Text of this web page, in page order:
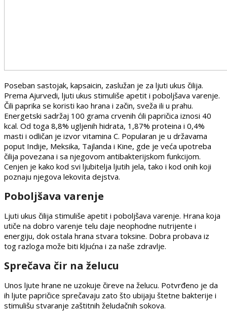
Poseban sastojak, kapsaicin, zaslužan je za ljuti ukus čilija.
Prema Ajurvedi, ljuti ukus stimuliše apetit i poboljšava varenje.
Čili paprika se koristi kao hrana i začin, sveža ili u prahu.
Energetski sadržaj 100 grama crvenih ćili papričica iznosi 40
kcal. Od toga 8,8% ugljenih hidrata, 1,87% proteina i 0,4%
masti i odličan je izvor vitamina C. Popularan je u državama
poput Indije, Meksika, Tajlanda i Kine, gde je veća upotreba
čilija povezana i sa njegovom antibakterijskom funkcijom.
Cenjen je kako kod svi ljubitelja ljutih jela, tako i kod onih koji
poznaju njegova lekovita dejstva.
Poboljšava varenje
Ljuti ukus čilija stimuliše apetit i poboljšava varenje. Hrana koja
utiče na dobro varenje telu daje neophodne nutrijente i
energiju, dok ostala hrana stvara toksine. Dobra probava iz
tog razloga može biti kljućna i za naše zdravlje.
Sprečava čir na želucu
Unos ljute hrane ne uzokuje čireve na želucu. Potvrđeno je da
ih ljute papričice sprečavaju zato što ubijaju štetne bakterije i
stimulišu stvaranje zaštitnih želudačnih sokova.